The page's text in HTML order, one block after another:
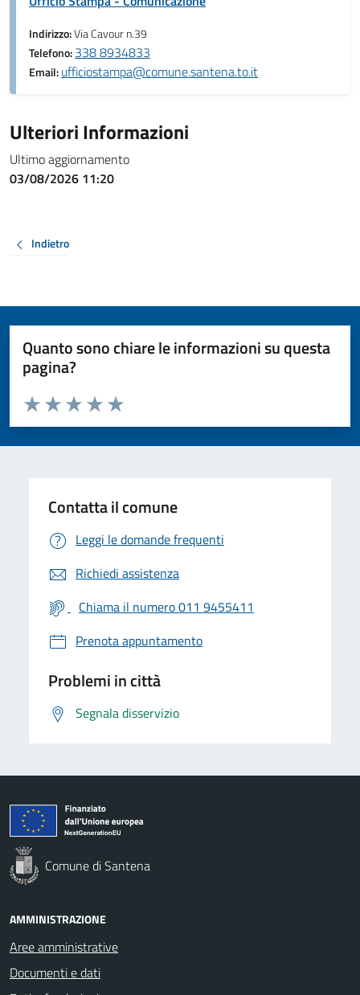
Indirizzo:Via Cavour n.39
Telefono:338 8934833
Email:ufficiostampa@comune.santena.to.it
Ulteriori Informazioni
Ultimo aggiornamento
03/08/2026 11:20
Indietro
Quanto sono chiare le informazioni su questa
pagina?
Valuta da 1 a 5 stelle la pagina
Valuta 5 stelle su 5
Valuta 4 stelle su 5
Valuta 3 stelle su 5
Valuta 2 stelle su 5
Valuta 1 stelle su 5
Contatta il comune
Leggi le domande frequenti
Richiedi assistenza
Chiama il numero 011 9455411
Prenota appuntamento
Problemi in città
Segnala disservizio
Comune di Santena
AMMINISTRAZIONE
Aree amministrative
Documenti e dati